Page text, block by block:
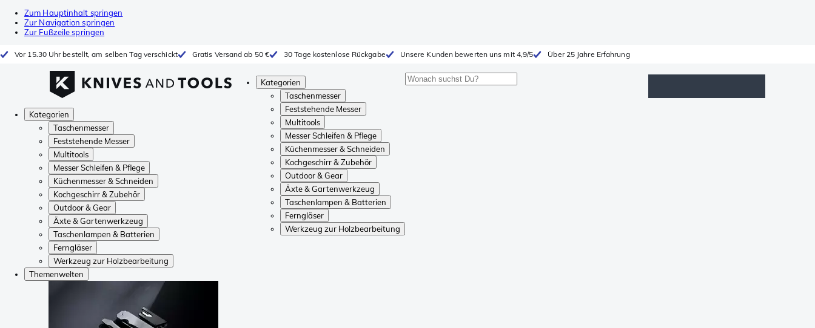
Zum Hauptinhalt springen
Zur Navigation springen
Zur Fußzeile springen
Vor 15.30 Uhr bestellt, am selben Tag verschickt Gratis Versand ab 50 € 30 Tage kostenlose Rückgabe Unsere Kunden bewerten uns mit 4,9/5 Über 25 Jahre Erfahrung
Kategorien
Taschenmesser
Feststehende Messer
Multitools
Messer Schleifen & Pflege
Küchenmesser & Schneiden
Kochgeschirr & Zubehör
Outdoor & Gear
Äxte & Gartenwerkzeug
Taschenlampen & Batterien
Ferngläser
Werkzeug zur Holzbearbeitung
Kategorien
Taschenmesser
Feststehende Messer
Multitools
Messer Schleifen & Pflege
Küchenmesser & Schneiden
Kochgeschirr & Zubehör
Outdoor & Gear
Äxte & Gartenwerkzeug
Taschenlampen & Batterien
Ferngläser
Werkzeug zur Holzbearbeitung
Themenwelten